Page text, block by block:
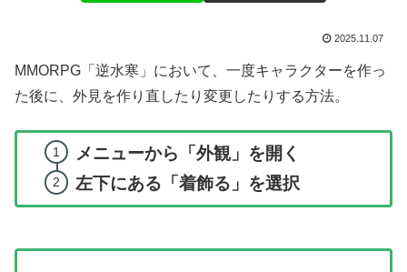
2025.11.07
MMORPG「逆水寒」において、一度キャラクターを作っ
た後に、外見を作り直したり変更したりする方法。
メニューから「外観」を開く
左下にある「着飾る」を選択